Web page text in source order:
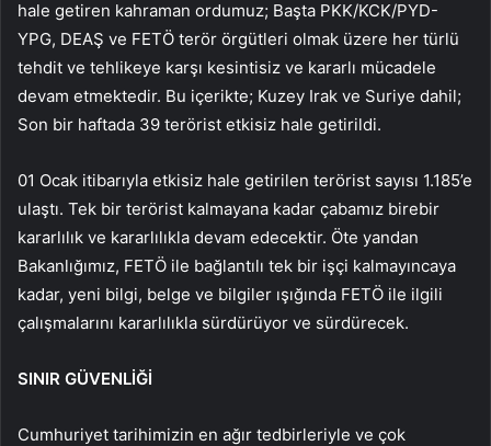
hale getiren kahraman ordumuz; Başta PKK/KCK/PYD-
YPG, DEAŞ ve FETÖ terör örgütleri olmak üzere her türlü
tehdit ve tehlikeye karşı kesintisiz ve kararlı mücadele
devam etmektedir. Bu içerikte; Kuzey Irak ve Suriye dahil;
Son bir haftada 39 terörist etkisiz hale getirildi.
01 Ocak itibarıyla etkisiz hale getirilen terörist sayısı 1.185’e
ulaştı. Tek bir terörist kalmayana kadar çabamız birebir
kararlılık ve kararlılıkla devam edecektir. Öte yandan
Bakanlığımız, FETÖ ile bağlantılı tek bir işçi kalmayıncaya
kadar, yeni bilgi, belge ve bilgiler ışığında FETÖ ile ilgili
çalışmalarını kararlılıkla sürdürüyor ve sürdürecek.
SINIR GÜVENLİĞİ
Cumhuriyet tarihimizin en ağır tedbirleriyle ve çok